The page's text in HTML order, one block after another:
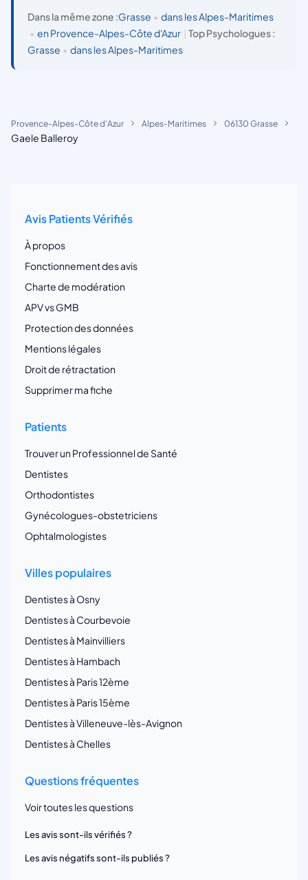
Dans la même zone :Grasse • dans les Alpes-Maritimes
• en Provence-Alpes-Côte d'Azur
Top Psychologues :
Grasse • dans les Alpes-Maritimes
Provence-Alpes-Côte d'Azur Alpes-Maritimes 06130 Grasse
Gaele Balleroy
Avis Patients Vérifiés
À propos
Fonctionnement des avis
Charte de modération
APV vs GMB
Protection des données
Mentions légales
Droit de rétractation
Supprimer ma fiche
Patients
Trouver un Professionnel de Santé
Dentistes
Orthodontistes
Gynécologues-obstetriciens
Ophtalmologistes
Villes populaires
Dentistes à Osny
Dentistes à Courbevoie
Dentistes à Mainvilliers
Dentistes à Hambach
Dentistes à Paris 12ème
Dentistes à Paris 15ème
Dentistes à Villeneuve-lès-Avignon
Dentistes à Chelles
Questions fréquentes
Voir toutes les questions
Les avis sont-ils vérifiés ?
Les avis négatifs sont-ils publiés ?